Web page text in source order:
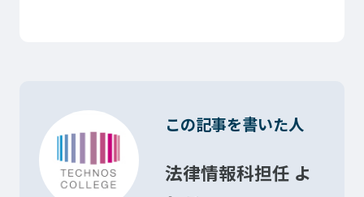
この記事を書いた人
法律情報科担任 よ